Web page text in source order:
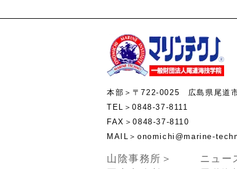
本部＞〒722-0025 広島県尾道
TEL＞0848-37-8111
FAX＞0848-37-8110
MAIL＞
山陰事務所＞
ニュー